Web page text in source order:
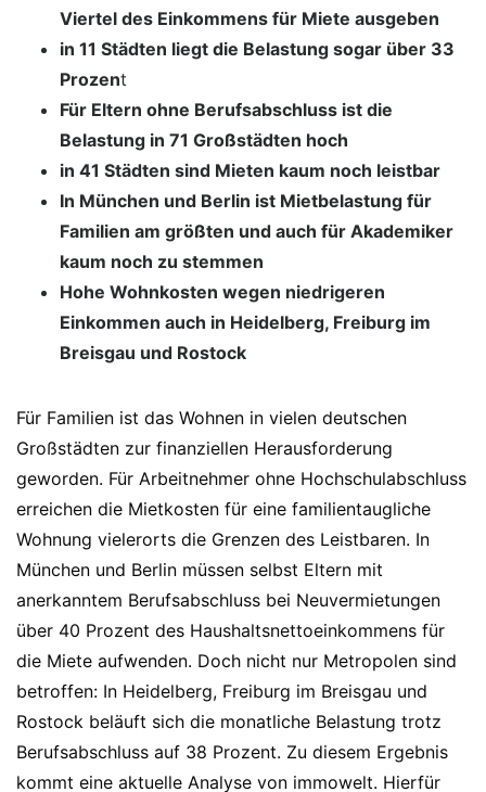
Viertel des Einkommens für Miete ausgeben
in 11 Städten liegt die Belastung sogar über 33
Prozent
Für Eltern ohne Berufsabschluss ist die
Belastung in 71 Großstädten hoch
in 41 Städten sind Mieten kaum noch leistbar
In München und Berlin ist Mietbelastung für
Familien am größten und auch für Akademiker
kaum noch zu stemmen
Hohe Wohnkosten wegen niedrigeren
Einkommen auch in Heidelberg, Freiburg im
Breisgau und Rostock
Für Familien ist das Wohnen in vielen deutschen
Großstädten zur finanziellen Herausforderung
geworden. Für Arbeitnehmer ohne Hochschulabschluss
erreichen die Mietkosten für eine familientaugliche
Wohnung vielerorts die Grenzen des Leistbaren. In
München und Berlin müssen selbst Eltern mit
anerkanntem Berufsabschluss bei Neuvermietungen
über 40 Prozent des Haushaltsnettoeinkommens für
die Miete aufwenden. Doch nicht nur Metropolen sind
betroffen: In Heidelberg, Freiburg im Breisgau und
Rostock beläuft sich die monatliche Belastung trotz
Berufsabschluss auf 38 Prozent. Zu diesem Ergebnis
kommt eine aktuelle Analyse von immowelt. Hierfür